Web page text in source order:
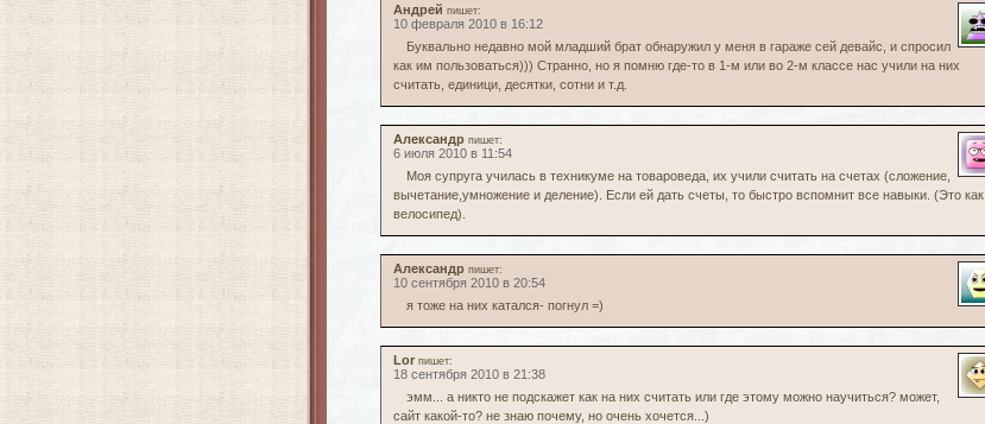
Андрей пишет:
10 февраля 2010 в 16:12
Буквально недавно мой младший брат обнаружил у меня в гараже сей девайс, и спросил
как им пользоваться))) Странно, но я помню где-то в 1-м или во 2-м классе нас учили на них
считать, единици, десятки, сотни и т.д.
Александр пишет:
6 июля 2010 в 11:54
Моя супруга училась в техникуме на товароведа, их учили считать на счетах (сложение,
вычетание,умножение и деление). Если ей дать счеты, то быстро вспомнит все навыки. (Это как
велосипед).
Александр пишет:
10 сентября 2010 в 20:54
я тоже на них катался- погнул =)
Lor пишет:
18 сентября 2010 в 21:38
эмм... а никто не подскажет как на них считать или где этому можно научиться? может,
сайт какой-то? не знаю почему, но очень хочется...)